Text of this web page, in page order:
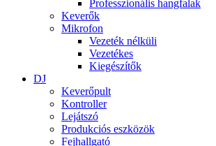
Professzionális hangfalak
Keverők
Mikrofon
Vezeték nélküli
Vezetékes
Kiegészítők
DJ
Keverőpult
Kontroller
Lejátszó
Produkciós eszközök
Fejhallgató